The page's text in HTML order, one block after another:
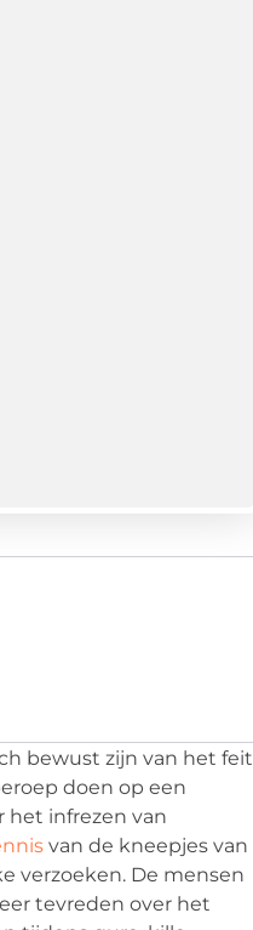
bewust zijn van het feit
doen op een
het infrezen van
van de kneepjes van
verzoeken. De mensen
tevreden over het